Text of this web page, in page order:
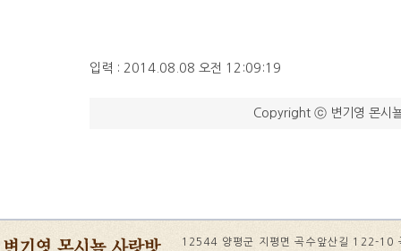
입력 : 2014.08.08 오전 12:09:19
Copyright ⓒ 변기영 몬시
12544 양평군 지평면 곡수앞산길 122-10